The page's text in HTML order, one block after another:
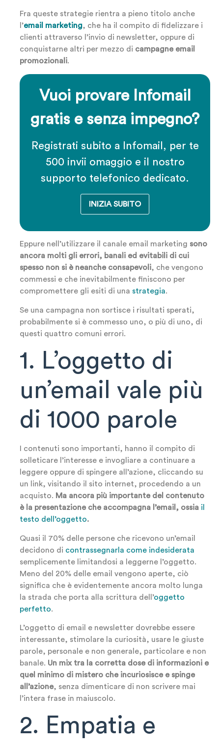
Fra queste strategie rientra a pieno titolo anche
l’email marketing, che ha il compito di fidelizzare i
clienti attraverso l’invio di newsletter, oppure di
conquistarne altri per mezzo di campagne email
promozionali.
Vuoi provare Infomail
gratis e senza impegno?
Registrati subito a Infomail, per te
500 invii omaggio e il nostro
supporto telefonico dedicato.
INIZIA SUBITO
Eppure nell’utilizzare il canale email marketing sono
ancora molti gli errori, banali ed evitabili di cui
spesso non si è neanche consapevoli, che vengono
commessi e che inevitabilmente finiscono per
compromettere gli esiti di una strategia.
Se una campagna non sortisce i risultati sperati,
probabilmente si è commesso uno, o più di uno, di
questi quattro comuni errori.
1. L’oggetto di
un’email vale più
di 1000 parole
I contenuti sono importanti, hanno il compito di
solleticare l’interesse e invogliare a continuare a
leggere oppure di spingere all’azione, cliccando su
un link, visitando il sito internet, procedendo a un
acquisto. Ma ancora più importante del contenuto
è la presentazione che accompagna l’email, ossia il
testo dell’oggetto.
Quasi il 70% delle persone che ricevono un’email
decidono di contrassegnarla come indesiderata
semplicemente limitandosi a leggerne l’oggetto.
Meno del 20% delle email vengono aperte, ciò
significa che è evidentemente ancora molto lunga
la strada che porta alla scrittura dell’oggetto
perfetto.
L’oggetto di email e newsletter dovrebbe essere
interessante, stimolare la curiosità, usare le giuste
parole, personale e non generale, particolare e non
banale. Un mix tra la corretta dose di informazioni e
quel minimo di mistero che incuriosisce e spinge
all’azione, senza dimenticare di non scrivere mai
l’intera frase in maiuscolo.
2. Empatia e